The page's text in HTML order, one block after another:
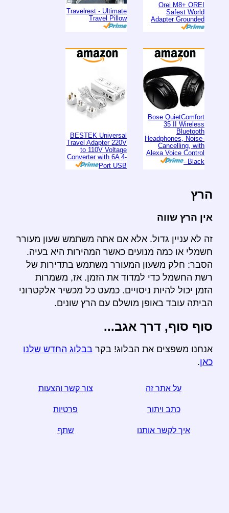
Orei M8+ OREI
Safest World
Adapter Grounded
Travelrest - Ultimate
Travel Pillow
Bose QuietComfort
35 II Wireless
Bluetooth
Headphones, Noise-
Cancelling, with
Alexa Voice Control
- Black
BESTEK Universal
Travel Adapter 220V
to 110V Voltage
Converter with 6A 4-
Port USB
הרץ
אין הרץ שווה
זה לא עניין גדול. אלא אם אתה משתמש שעון מעורר
חשמלי או כמה מנועים כאשר המהירות היא בעיה.
הסבר: חלק משעון המעורר משתמש בתדירות של
רשת החשמל כדי למדוד את הזמן. אז, משמרות
הזמן יכול להיות ניסויים. כמעט כל מכשיר אלקטרוני
הביתה עובד באופן מושלם עם הרץ שונים.
סוף סוף, דרך אגב...
אנחנו משפצים את הבלוג! בקר בבלוג החדש שלנו
כאן.
על אתר זה צור קשר והצעות
כתב ויתור פרטיות
איך לקשר אותנו שתף